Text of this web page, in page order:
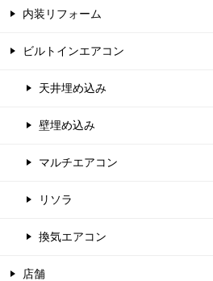
内装リフォーム
ビルトインエアコン
天井埋め込み
壁埋め込み
マルチエアコン
リソラ
換気エアコン
店舗